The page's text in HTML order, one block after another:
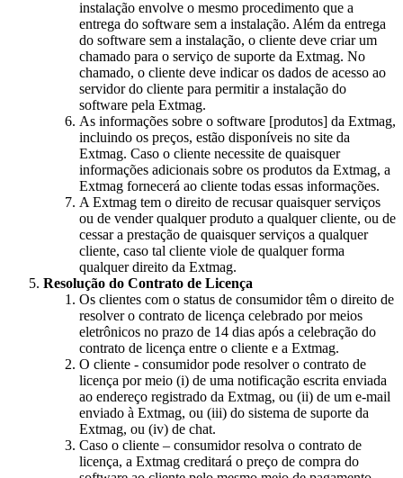
instalação envolve o mesmo procedimento que a
entrega do software sem a instalação. Além da entrega
do software sem a instalação, o cliente deve criar um
chamado para o serviço de suporte da Extmag. No
chamado, o cliente deve indicar os dados de acesso ao
servidor do cliente para permitir a instalação do
software pela Extmag.
As informações sobre o software [produtos] da Extmag,
incluindo os preços, estão disponíveis no site da
Extmag. Caso o cliente necessite de quaisquer
informações adicionais sobre os produtos da Extmag, a
Extmag fornecerá ao cliente todas essas informações.
A Extmag tem o direito de recusar quaisquer serviços
ou de vender qualquer produto a qualquer cliente, ou de
cessar a prestação de quaisquer serviços a qualquer
cliente, caso tal cliente viole de qualquer forma
qualquer direito da Extmag.
Resolução do Contrato de Licença
Os clientes com o status de consumidor têm o direito de
resolver o contrato de licença celebrado por meios
eletrônicos no prazo de 14 dias após a celebração do
contrato de licença entre o cliente e a Extmag.
O cliente - consumidor pode resolver o contrato de
licença por meio (i) de uma notificação escrita enviada
ao endereço registrado da Extmag, ou (ii) de um e-mail
enviado à Extmag, ou (iii) do sistema de suporte da
Extmag, ou (iv) de chat.
Caso o cliente – consumidor resolva o contrato de
licença, a Extmag creditará o preço de compra do